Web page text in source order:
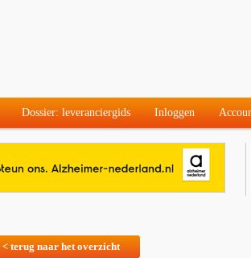
Dossier: leveranciergids Inloggen
< terug naar het overzicht